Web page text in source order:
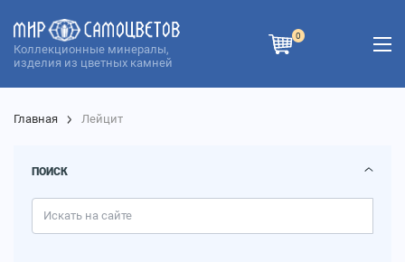
Коллекционные минералы,
изделия из цветных камней
0
Главная Лейцит
ПОИСК